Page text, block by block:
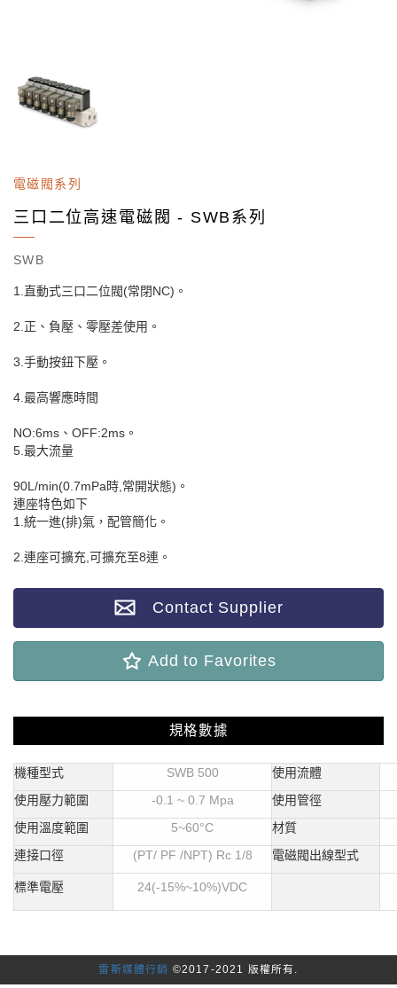
電磁閥系列
三口二位高速電磁閥 - SWB系列
SWB
1.直動式三口二位閥(常閉NC)。
2.正、負壓、零壓差使用。
3.手動按鈕下壓。
4.最高響應時間
NO:6ms、OFF:2ms。
5.最大流量
90L/min(0.7mPa時,常開狀態)。
連座特色如下
1.統一進(排)氣，配管簡化。
2.連座可擴充,可擴充至8連。
Contact Supplier
Add to Favorites
規格數據
機種型式 SWB 500
使用流體
使用壓力範圍
-0.1 ~ 0.7 Mpa
使用管徑
使用溫度範圍
5~60°C
材質
連接口徑
(PT/ PF /NPT) Rc 1/8 電磁閥出線型式
標準電壓 24(-15%~10%)VDC
雷斯媒體行銷 ©2017-2021 版權所有.